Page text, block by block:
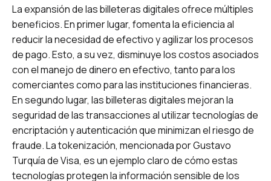
La expansión de las billeteras digitales ofrece múltiples
beneficios. En primer lugar, fomenta la eficiencia al
reducir la necesidad de efectivo y agilizar los procesos
de pago. Esto, a su vez, disminuye los costos asociados
con el manejo de dinero en efectivo, tanto para los
comerciantes como para las instituciones financieras.
En segundo lugar, las billeteras digitales mejoran la
seguridad de las transacciones al utilizar tecnologías de
encriptación y autenticación que minimizan el riesgo de
fraude. La tokenización, mencionada por Gustavo
Turquía de Visa, es un ejemplo claro de cómo estas
tecnologías protegen la información sensible de los